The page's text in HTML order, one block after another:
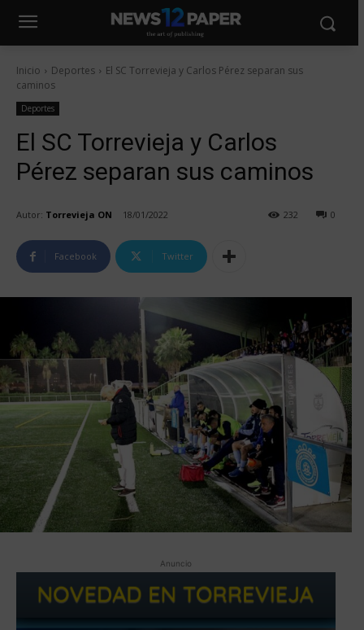
Inicio Deportes
El SC Torrevieja y Carlos Pérez separan sus
caminos
Deportes
El SC Torrevieja y Carlos
Pérez separan sus caminos
Autor: Torrevieja ON 18/01/2022 0
232
Facebook Twitter
Anuncio